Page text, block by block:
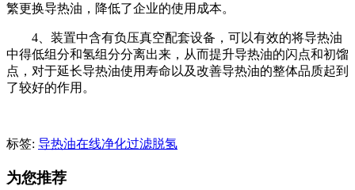
繁更换导热油，降低了企业的使用成本。
4、装置中含有负压真空配套设备，可以有效的将导热油
中得低组分和氢组分分离出来，从而提升导热油的闪点和初馏
点，对于延长导热油使用寿命以及改善导热油的整体品质起到
了较好的作用。
标签: 导热油在线净化过滤脱氢
为您推荐